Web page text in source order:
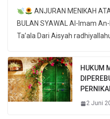
ANJURAN MENIKAH
BULAN SYAWAL Al-Imam
HUKUM
2 Juni